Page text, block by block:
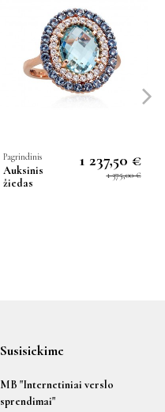
Pagrindinis
Auksinis
žiedas
1 237,50 €
1 375,00 €
Susisiekime
MB "Internetiniai verslo
sprendimai"